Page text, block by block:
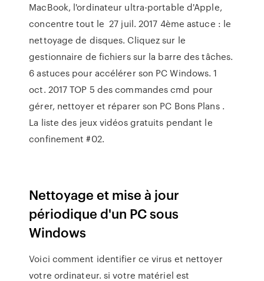
MacBook, l'ordinateur ultra-portable d'Apple,
concentre tout le 27 juil. 2017 4ème astuce : le
nettoyage de disques. Cliquez sur le
gestionnaire de fichiers sur la barre des tâches.
6 astuces pour accélérer son PC Windows. 1
oct. 2017 TOP 5 des commandes cmd pour
gérer, nettoyer et réparer son PC Bons Plans .
La liste des jeux vidéos gratuits pendant le
confinement #02.
Nettoyage et mise à jour
périodique d'un PC sous
Windows
Voici comment identifier ce virus et nettoyer
votre ordinateur. si votre matériel est